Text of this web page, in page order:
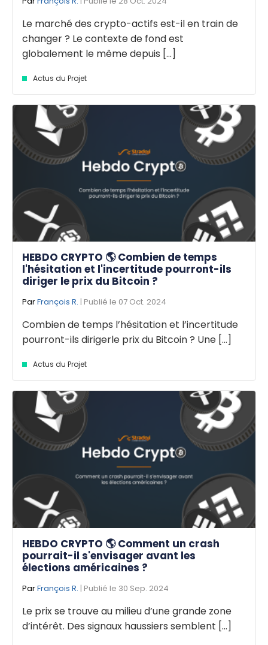
Le marché des crypto-actifs est-il en train de
changer ? Le contexte de fond est
globalement le même depuis [...]
Actus du Projet
HEBDO CRYPTO 🌎 Combien de temps
l'hésitation et l'incertitude pourront-ils
diriger le prix du Bitcoin ?
ParFrançois R. | Publié le 07 Oct. 2024
Combien de temps l’hésitation et l’incertitude
pourront-ils dirigerle prix du Bitcoin ? Une [...]
Actus du Projet
HEBDO CRYPTO 🌎 Comment un crash
pourrait-il s'envisager avant les
élections américaines ?
ParFrançois R. | Publié le 30 Sep. 2024
Le prix se trouve au milieu d’une grande zone
d’intérêt. Des signaux haussiers semblent [...]